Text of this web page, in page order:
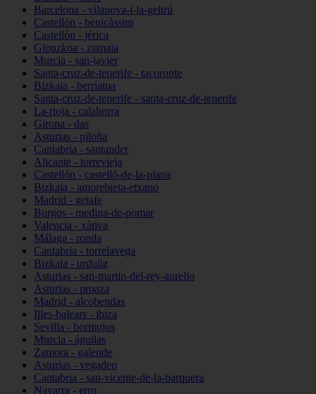
Barcelona - vilanova-i-la-geltrú
Castellón - benicàssim
Castellón - jérica
Gipuzkoa - zumaia
Murcia - san-javier
Santa-cruz-de-tenerife - tacoronte
Bizkaia - berriatua
Santa-cruz-de-tenerife - santa-cruz-de-tenerife
La-rioja - calahorra
Girona - das
Asturias - piloña
Cantabria - santander
Alicante - torrevieja
Castellón - castelló-de-la-plana
Bizkaia - amorebieta-etxano
Madrid - getafe
Burgos - medina-de-pomar
Valencia - xàtiva
Málaga - ronda
Cantabria - torrelavega
Bizkaia - urduliz
Asturias - san-martín-del-rey-aurelio
Asturias - proaza
Madrid - alcobendas
Illes-balears - ibiza
Sevilla - bormujos
Murcia - águilas
Zamora - galende
Asturias - vegadeo
Cantabria - san-vicente-de-la-barquera
Navarra - erro